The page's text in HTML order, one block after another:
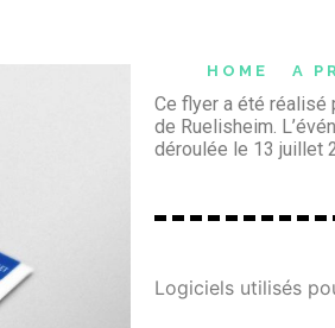
HOME A
Ce flyer a été réalisé
de Ruelisheim.
déroulée le 13 juillet
Logiciels utilisés